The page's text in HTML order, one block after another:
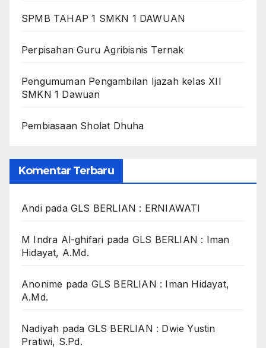
SPMB TAHAP 1 SMKN 1 DAWUAN
Perpisahan Guru Agribisnis Ternak
Pengumuman Pengambilan Ijazah kelas XII
SMKN 1 Dawuan
Pembiasaan Sholat Dhuha
Komentar Terbaru
AndipadaGLS BERLIAN : ERNIAWATI
M Indra Al-ghifari pada GLS BERLIAN : Iman
Hidayat, A.Md.
Anonime pada GLS BERLIAN : Iman Hidayat,
A.Md.
Nadiyah pada GLS BERLIAN : Dwie Yustin
Pratiwi, S.Pd.